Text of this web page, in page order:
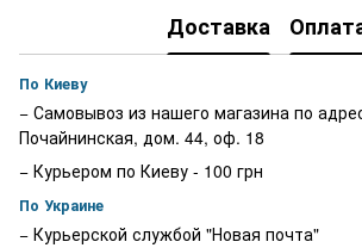
Доставка
По Киеву
− Самовывоз из нашего магазина по
Почайнинская, дом. 44, оф. 18
− Курьером по Киеву - 100 грн
По Украине
− Курьерской службой "Новая почта"